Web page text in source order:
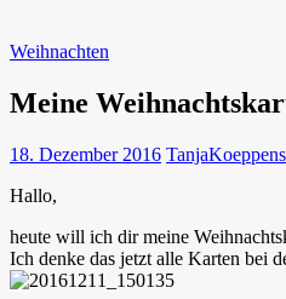
Weihnachten
Meine
18. Dezember 2016 TanjaKoeppens
Hallo,
heute will ich dir meine
Ich denke das jetzt alle Karten bei